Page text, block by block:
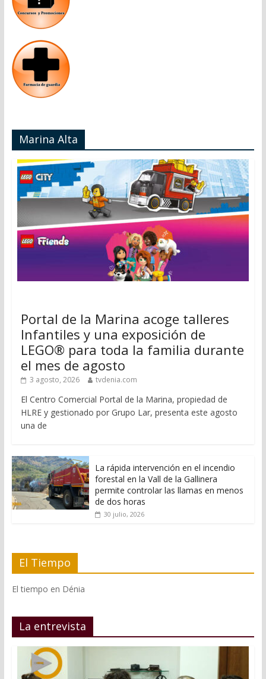
Marina Alta
Portal de la Marina acoge talleres
Infantiles y una exposición de
LEGO® para toda la familia durante
el mes de agosto
3 agosto, 2026 tvdenia.com
El Centro Comercial Portal de la Marina, propiedad de
HLRE y gestionado por Grupo Lar, presenta este agosto
una de
La rápida intervención en el incendio
forestal en la Vall de la Gallinera
permite controlar las llamas en menos
de dos horas
30 julio, 2026
El Tiempo
El tiempo en Dénia
La entrevista